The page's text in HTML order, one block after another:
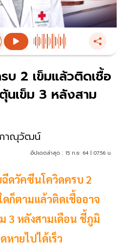
บ 2 เข็มแล้วติดเชื้อ
นเข็ม 3 หลังสาม
ภาณุวัฒน์
อัปเดตล่าสุด : 15 ก.ย. 64 | 07:56 น.
ดวัคซีนโควิดครบ 2
ดก็ตามแล้วติดเชื้ออาจ
3 หลังสามเดือน ชี้ภูมิ
ายไปได้เร็ว